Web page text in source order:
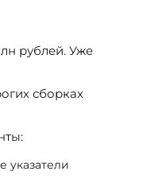
рублей. Уже
сборках
указатели